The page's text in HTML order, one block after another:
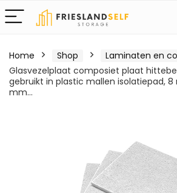
Home Shop
Laminaten en
Glasvezelplaat composiet plaat
gebruikt in plastic mallen isolatiepad, 8
mm…